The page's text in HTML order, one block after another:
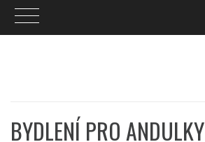
BYDLENÍ PRO ANDULKY